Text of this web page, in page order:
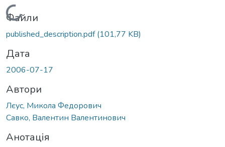
Вантажиться...
Файли
published_description.pdf(101,77 KB)
Дата
2006-07-17
Автори
Лєус, Микола Федорович
Савко, Валентин Валентинович
Анотація